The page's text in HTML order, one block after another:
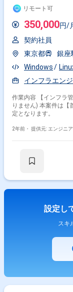
リモート可
350,000円/
契約社員
東京都
銀座
Windows
インフラエン
作業内容 【インフラ
りません) 本案件は【首都圏】にお住まいで【週５日勤務】が可能な方限
定となります。
2年前・ 提供元: エンジニ
設定し
スキ